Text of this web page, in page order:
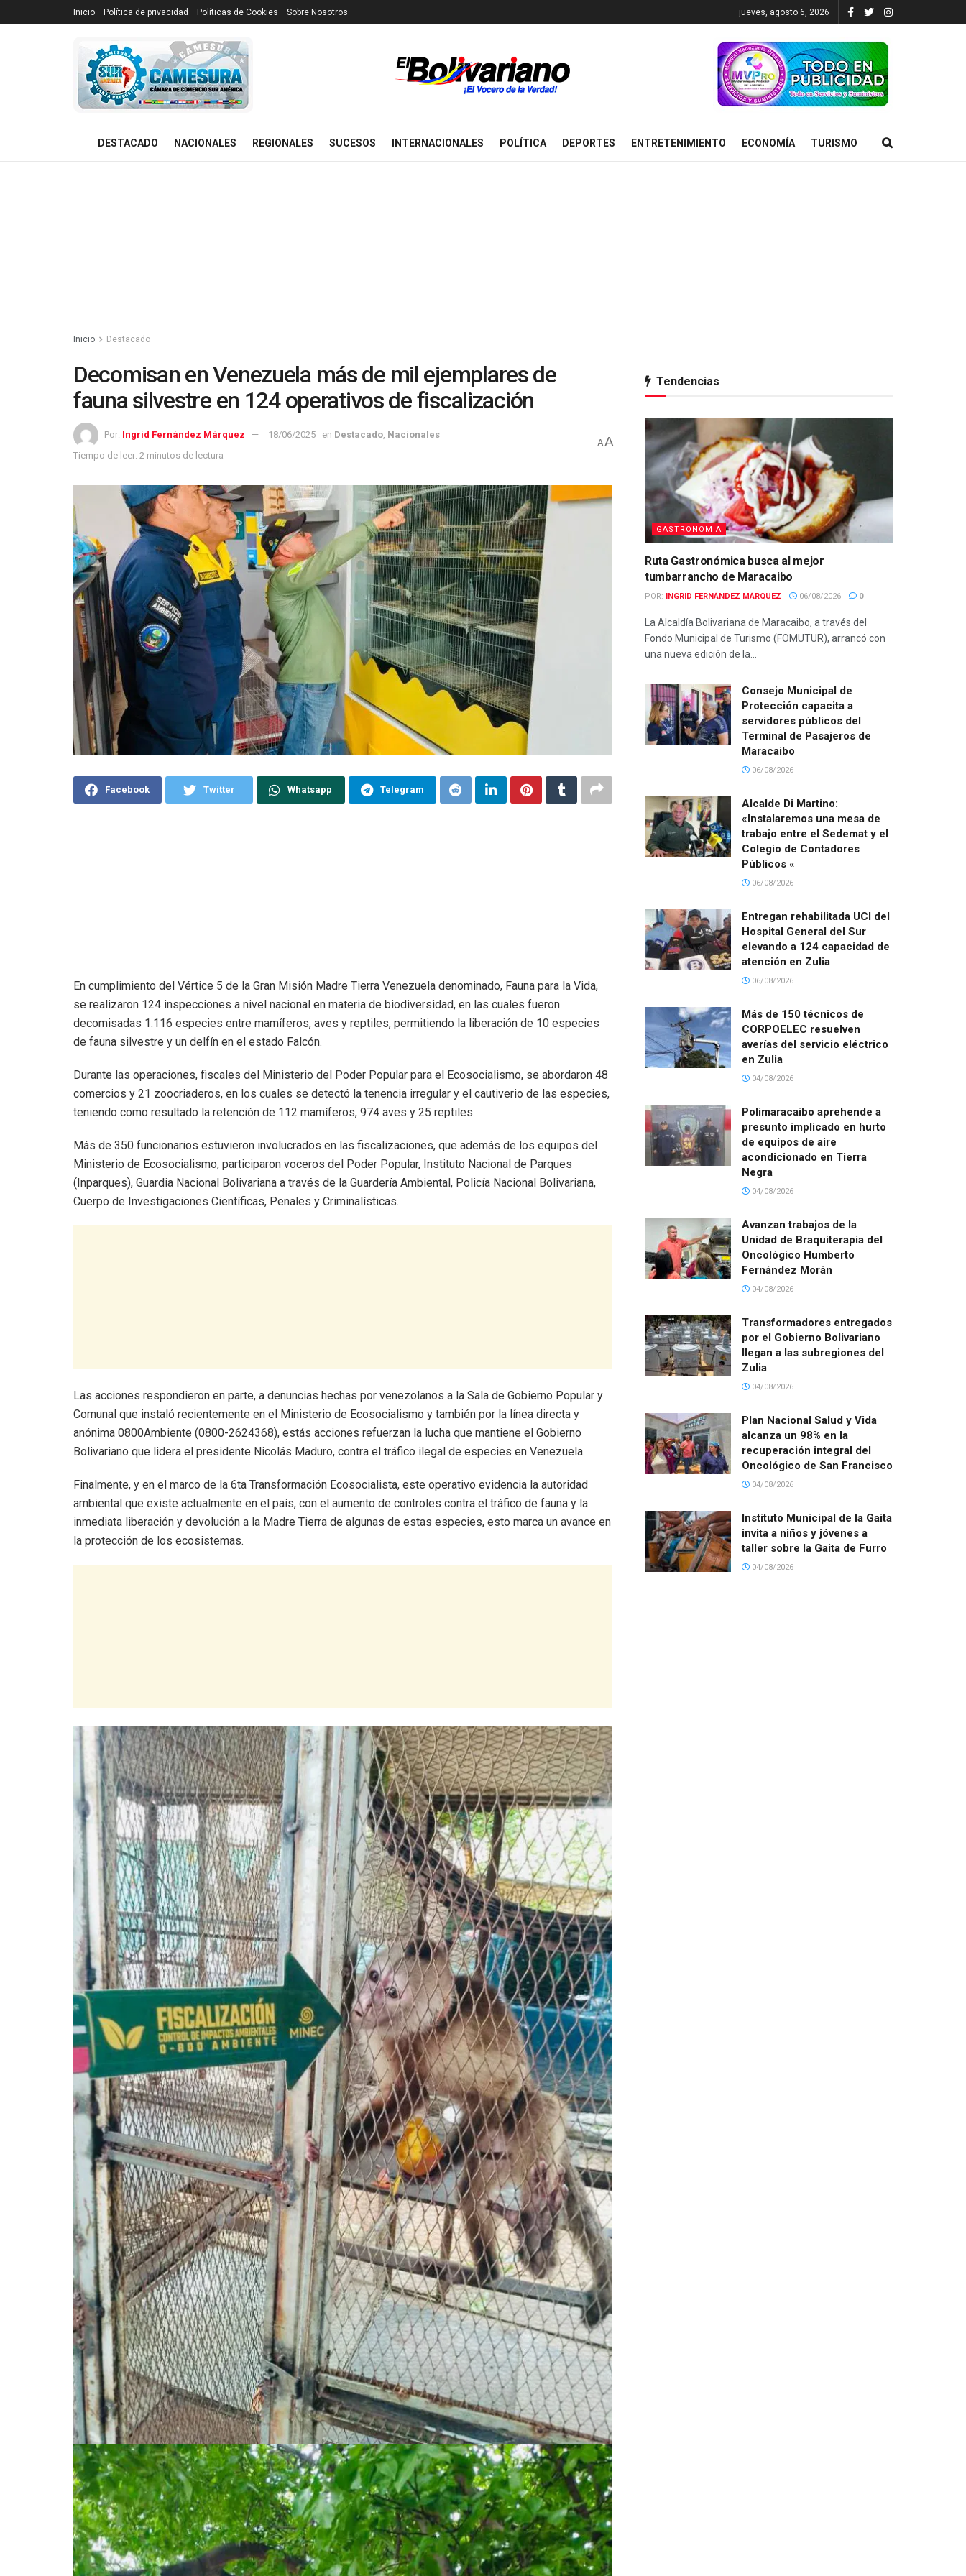
Inicio Política de privacidad Políticas de Cookies Sobre Nosotros jueves, agosto 6, 2026
DESTACADO NACIONALES REGIONALES SUCESOS INTERNACIONALES POLÍTICA DEPORTES ENTRETENIMIENTO ECONOMÍA TURISMO
Inicio Destacado
Decomisan en Venezuela más de mil ejemplares de
fauna silvestre en 124 operativos de fiscalización
Por: Ingrid Fernández Márquez 18/06/2025 en Destacado Nacionales
Tiempo de leer: 2 minutos de lectura
AA
Facebook Twitter Whatsapp Telegram
En cumplimiento del Vértice 5 de la Gran Misión Madre Tierra Venezuela denominado, Fauna para la Vida,
se realizaron 124 inspecciones a nivel nacional en materia de biodiversidad, en las cuales fueron
decomisadas 1.116 especies entre mamíferos, aves y reptiles, permitiendo la liberación de 10 especies
de fauna silvestre y un delfín en el estado Falcón.
Durante las operaciones, fiscales del Ministerio del Poder Popular para el Ecosocialismo, se abordaron 48
comercios y 21 zoocriaderos, en los cuales se detectó la tenencia irregular y el cautiverio de las especies,
teniendo como resultado la retención de 112 mamíferos, 974 aves y 25 reptiles.
Más de 350 funcionarios estuvieron involucrados en las fiscalizaciones, que además de los equipos del
Ministerio de Ecosocialismo, participaron voceros del Poder Popular, Instituto Nacional de Parques
(Inparques), Guardia Nacional Bolivariana a través de la Guardería Ambiental, Policía Nacional Bolivariana,
Cuerpo de Investigaciones Científicas, Penales y Criminalísticas.
Las acciones respondieron en parte, a denuncias hechas por venezolanos a la Sala de Gobierno Popular y
Comunal que instaló recientemente en el Ministerio de Ecosocialismo y también por la línea directa y
anónima 0800Ambiente (0800-2624368), estás acciones refuerzan la lucha que mantiene el Gobierno
Bolivariano que lidera el presidente Nicolás Maduro, contra el tráfico ilegal de especies en Venezuela.
Finalmente, y en el marco de la 6ta Transformación Ecosocialista, este operativo evidencia la autoridad
ambiental que existe actualmente en el país, con el aumento de controles contra el tráfico de fauna y la
inmediata liberación y devolución a la Madre Tierra de algunas de estas especies, esto marca un avance en
la protección de los ecosistemas.
Tendencias
GASTRONOMIA
Ruta Gastronómica busca al mejor
tumbarrancho de Maracaibo
POR: INGRID FERNÁNDEZ MÁRQUEZ 06/08/2026 0
La Alcaldía Bolivariana de Maracaibo, a través del
Fondo Municipal de Turismo (FOMUTUR), arrancó con
una nueva edición de la...
Consejo Municipal de
Protección capacita a
servidores públicos del
Terminal de Pasajeros de
Maracaibo
06/08/2026
Alcalde Di Martino:
«Instalaremos una mesa de
trabajo entre el Sedemat y el
Colegio de Contadores
Públicos «
06/08/2026
Entregan rehabilitada UCI del
Hospital General del Sur
elevando a 124 capacidad de
atención en Zulia
06/08/2026
Más de 150 técnicos de
CORPOELEC resuelven
averías del servicio eléctrico
en Zulia
04/08/2026
Polimaracaibo aprehende a
presunto implicado en hurto
de equipos de aire
acondicionado en Tierra
Negra
04/08/2026
Avanzan trabajos de la
Unidad de Braquiterapia del
Oncológico Humberto
Fernández Morán
04/08/2026
Transformadores entregados
por el Gobierno Bolivariano
llegan a las subregiones del
Zulia
04/08/2026
Plan Nacional Salud y Vida
alcanza un 98% en la
recuperación integral del
Oncológico de San Francisco
04/08/2026
Instituto Municipal de la Gaita
invita a niños y jóvenes a
taller sobre la Gaita de Furro
04/08/2026